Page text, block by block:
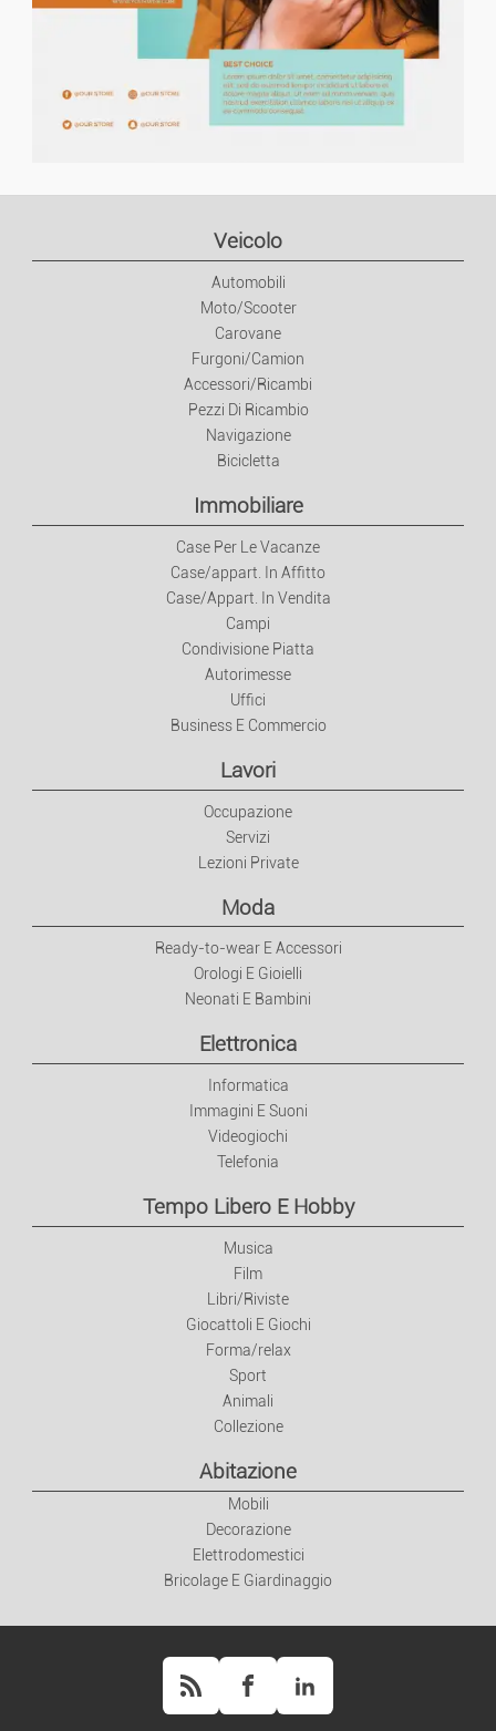
Condivisione Piatta
Autorimesse
Ready-to-wear E Accessori
Orologi E Gioielli
Videogiochi
Tempo Libero E Hobby
Animali
Veicolo
Automobili
Moto/Scooter
Carovane
Furgoni/Camion
Accessori/Ricambi
Pezzi Di Ricambio
Navigazione
Bicicletta
Immobiliare
Case Per Le Vacanze
Case/appart. In Affitto
Case/Appart. In Vendita
Campi
Condivisione Piatta
Autorimesse
Uffici
Business E Commercio
Lavori
Occupazione
Servizi
Lezioni Private
Moda
Ready-to-wear E Accessori
Orologi E Gioielli
Neonati E Bambini
Elettronica
Informatica
Immagini E Suoni
Videogiochi
Telefonia
Tempo Libero E Hobby
Musica
Film
Libri/Riviste
Giocattoli E Giochi
Forma/relax
Sport
Animali
Collezione
Abitazione
Mobili
Decorazione
Elettrodomestici
Bricolage E Giardinaggio